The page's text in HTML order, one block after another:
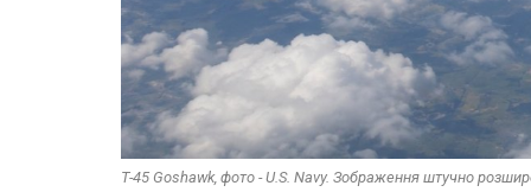
T-45 Goshawk, фото - U.S. Navy. Зображення штучно